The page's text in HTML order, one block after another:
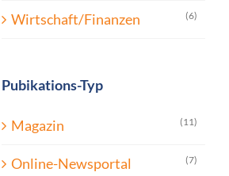
Wirtschaft/Finanzen (6)
Pubikations-Typ
Magazin (11)
Online-Newsportal (7)